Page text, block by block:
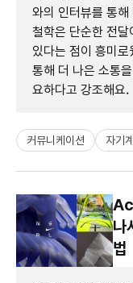
와의 인터뷰를 통해
철학은 단순한 전달
있다는 점이 흥미
통해 더 나은 소통
요하다고 강조해요.
커뮤니케이션 자기
나
법